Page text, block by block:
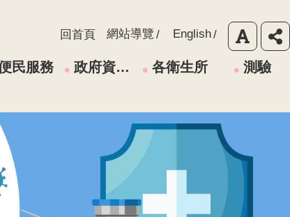
回首頁 網站導覽 English
民服務 政府資訊公開 各衛生所 測驗